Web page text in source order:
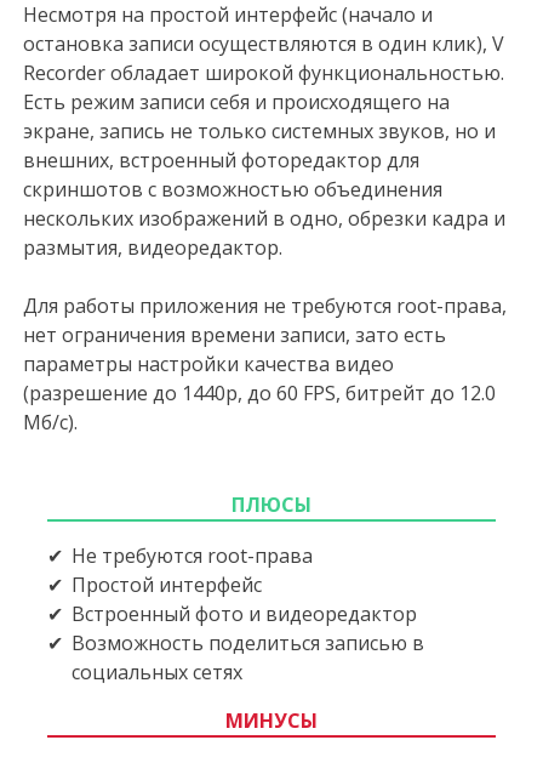
Несмотря на простой интерфейс (начало и
остановка записи осуществляются в один клик), V
Recorder обладает широкой функциональностью.
Есть режим записи себя и происходящего на
экране, запись не только системных звуков, но и
внешних, встроенный фоторедактор для
скриншотов с возможностью объединения
нескольких изображений в одно, обрезки кадра и
размытия, видеоредактор.
Для работы приложения не требуются root-права,
нет ограничения времени записи, зато есть
параметры настройки качества видео
(разрешение до 1440p, до 60 FPS, битрейт до 12.0
Мб/с).
ПЛЮСЫ
Не требуются root-права
Простой интерфейс
Встроенный фото и видеоредактор
Возможность поделиться записью в
социальных сетях
МИНУСЫ